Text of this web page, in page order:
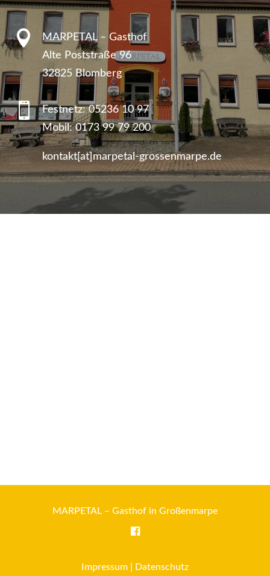

MARPETAL – Gasthof
Alte Poststraße 96
32825 Blomberg
 Festnetz:05236 10 97
Mobil:0173 99 79 200
kontakt[at]marpetal-grossenmarpe.de
MARPETAL – Gasthof in Großenmarpe
Impressum Datenschutz